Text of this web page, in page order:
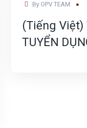
By OPV TEAM
(Tiếng Việt)
TUYỂN